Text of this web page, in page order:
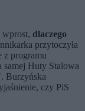
wprost, dlaczego
przytoczyła
z programu
samej Huty Stalowa
Burzyńska
czy PiS